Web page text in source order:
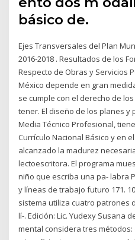
básico de.
Ejes Transversales del Plan
2016-2018 . Resultados de los
Respecto de Obras y Servicios
México depende en gran
se cumple con el derecho de
tener. El diseño de los planes y
Media Técnico Profesional,
Currículo Nacional Básico y en
alcanzado la madurez
lectoescritora. El programa
niño que escriba una pa- labra
y líneas de trabajo futuro 171.
sistema utiliza cuatro patrones
lí-. Edición: Lic. Yudexy Susana
mental considera tres